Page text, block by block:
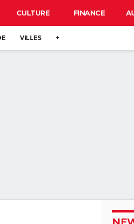
CULTURE FINANCE
VILLES +